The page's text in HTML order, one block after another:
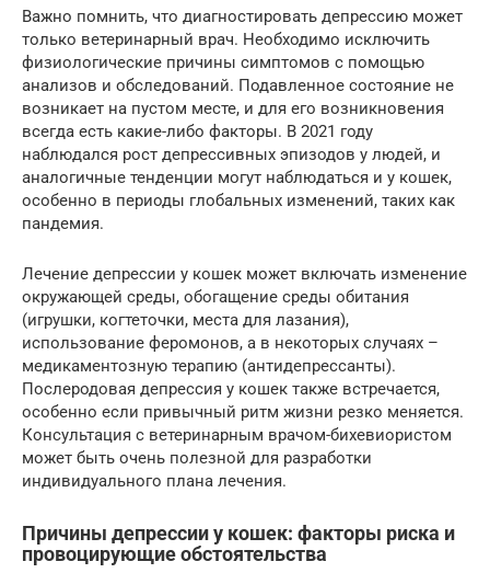
Важно помнить, что диагностировать депрессию может
только ветеринарный врач. Необходимо исключить
физиологические причины симптомов с помощью
анализов и обследований. Подавленное состояние не
возникает на пустом месте, и для его возникновения
всегда есть какие-либо факторы. В 2021 году
наблюдался рост депрессивных эпизодов у людей, и
аналогичные тенденции могут наблюдаться и у кошек,
особенно в периоды глобальных изменений, таких как
пандемия.
Лечение депрессии у кошек может включать изменение
окружающей среды, обогащение среды обитания
(игрушки, когтеточки, места для лазания),
использование феромонов, а в некоторых случаях –
медикаментозную терапию (антидепрессанты).
Послеродовая депрессия у кошек также встречается,
особенно если привычный ритм жизни резко меняется.
Консультация с ветеринарным врачом-бихевиористом
может быть очень полезной для разработки
индивидуального плана лечения.
Причины депрессии у кошек: факторы риска и
провоцирующие обстоятельства